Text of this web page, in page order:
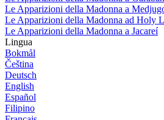
Le Apparizioni della Madonna a
Le Apparizioni della Madonna ad Holy
Le Apparizioni della Madonna a Jacareí
Lingua
Bokmål
Čeština
Deutsch
English
Español
Filipino